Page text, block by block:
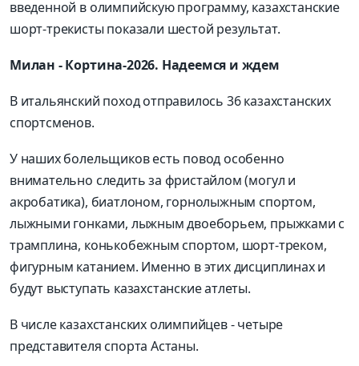
введенной в олимпийскую программу, казахстанские
шорт-трекисты показали шестой результат.
Милан - Кортина-2026. Надеемся и ждем
В итальянский поход отправилось 36 казахстанских
спортсменов.
У наших болельщиков есть повод особенно
внимательно следить за фристайлом (могул и
акробатика), биатлоном, горнолыжным спортом,
лыжными гонками, лыжным двоеборьем, прыжками с
трамплина, конькобежным спортом, шорт-треком,
фигурным катанием. Именно в этих дисциплинах и
будут выступать казахстанские атлеты.
В числе казахстанских олимпийцев - четыре
представителя спорта Астаны.